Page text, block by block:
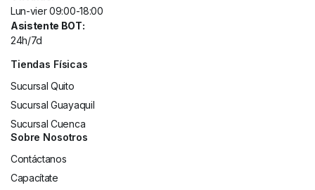
Lun-vier 09:00-18:00
Asistente BOT:
24h/7d
Tiendas Físicas
Sucursal Quito
Sucursal Guayaquil
Sucursal Cuenca
Sobre Nosotros
Contáctanos
Capacítate